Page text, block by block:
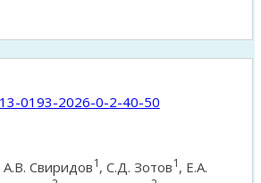
0193-2026-0-2-40-50
А.В. Свиридов1, С.Д. Зотов1, Е.А.